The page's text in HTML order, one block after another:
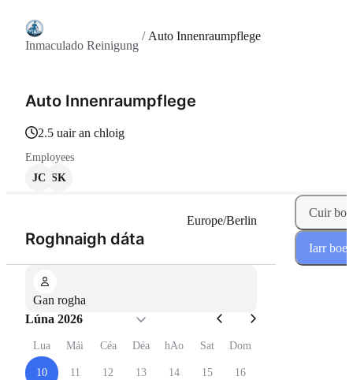
Inmaculado Reinigung
/ Auto Innenraumpflege
Auto Innenraumpflege
2.5 uair an chloig
Employees
JC SK
Roghnaigh dáta(Céim 1 de 2)
Europe/Berlin
Gan rogha
Lúna 2026
Lua Mái Céa Déa hAo Sat Dom
10 11 12 13 14 15 16
Cuir
Iarr